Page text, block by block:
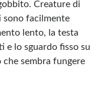
in quanto viene aggiornato
un prodotto editoriale ai
è responsabile di quanto
comunque cancellati quelli
di terzi, di genere spam,
al rispetto delle norme sulla
tratte da Internet e, pertanto,
violasse eventuali
e saranno
dei siti collegati
Creature di
sono facilmente
lento, la testa
e lo sguardo fisso su
sembra fungere